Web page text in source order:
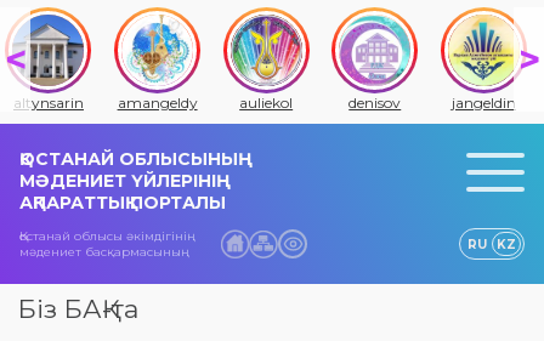
altynsarin amangeldy auliekol denisov jangeldin
ҚОСТАНАЙ ОБЛЫСЫНЫҢ
МӘДЕНИЕТ ҮЙЛЕРІНІҢ
АҚПАРАТТЫҚ ПОРТАЛЫ
Қостанай облысы әкімдігінің
мәдениет басқармасының
RU KZ
Біз БАҚ-та